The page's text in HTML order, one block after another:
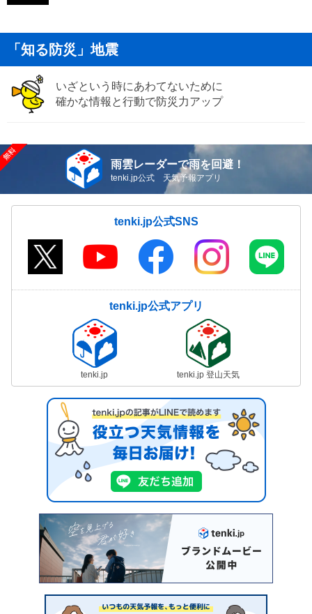
「知る防災」地震
いざという時にあわてないために
確かな情報と行動で防災力アップ
雨雲レーダーで雨を回避！
tenki.jp公式 天気予報アプリ
tenki.jp公式SNS
tenki.jp公式アプリ
tenki.jp tenki.jp 登山天気